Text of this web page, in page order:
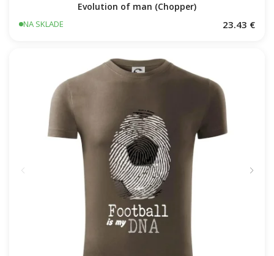
Evolution of man (Chopper)
NA SKLADE 23.43 €